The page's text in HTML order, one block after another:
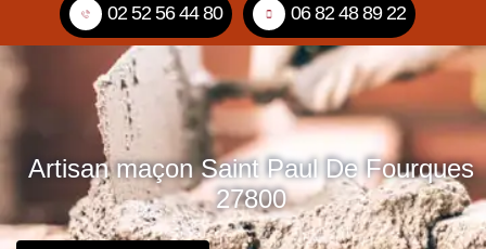
02 52 56 44 80 06 82 48 89 22
Artisan maçon Saint Paul De Fourques
27800